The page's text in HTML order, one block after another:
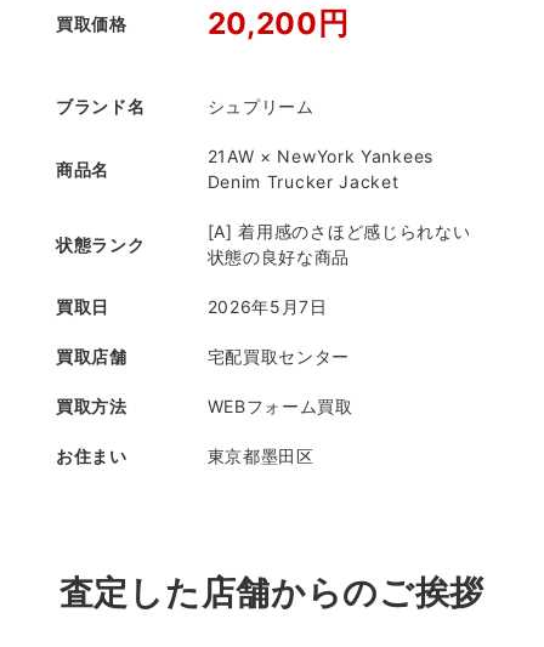
買取価格 20,200円
ブランド名 シュプリーム
商品名
21AW × NewYork Yankees
Denim Trucker Jacket
状態ランク
[A] 着用感のさほど感じられない
状態の良好な商品
買取日 2026年5月7日
買取店舗 宅配買取センター
買取方法 WEBフォーム買取
お住まい 東京都墨田区
査定した店舗からのご挨拶